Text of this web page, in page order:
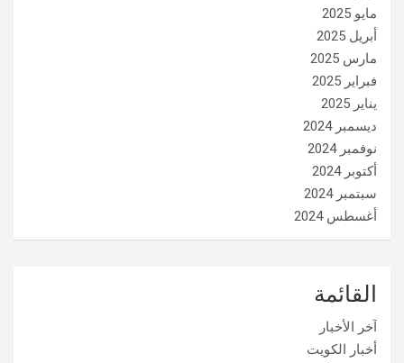
مايو 2025
أبريل 2025
مارس 2025
فبراير 2025
يناير 2025
ديسمبر 2024
نوفمبر 2024
أكتوبر 2024
سبتمبر 2024
أغسطس 2024
القائمة
آخر الأخبار
أخبار الكويت